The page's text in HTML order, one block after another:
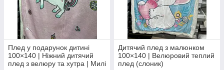
Плед у подарунок дитині
100×140 | Ніжний дитячий
плед з велюру та хутра | Милі
Дитячий плед з малюнком
100×140 | Велюровий теплий
плед (слоник)